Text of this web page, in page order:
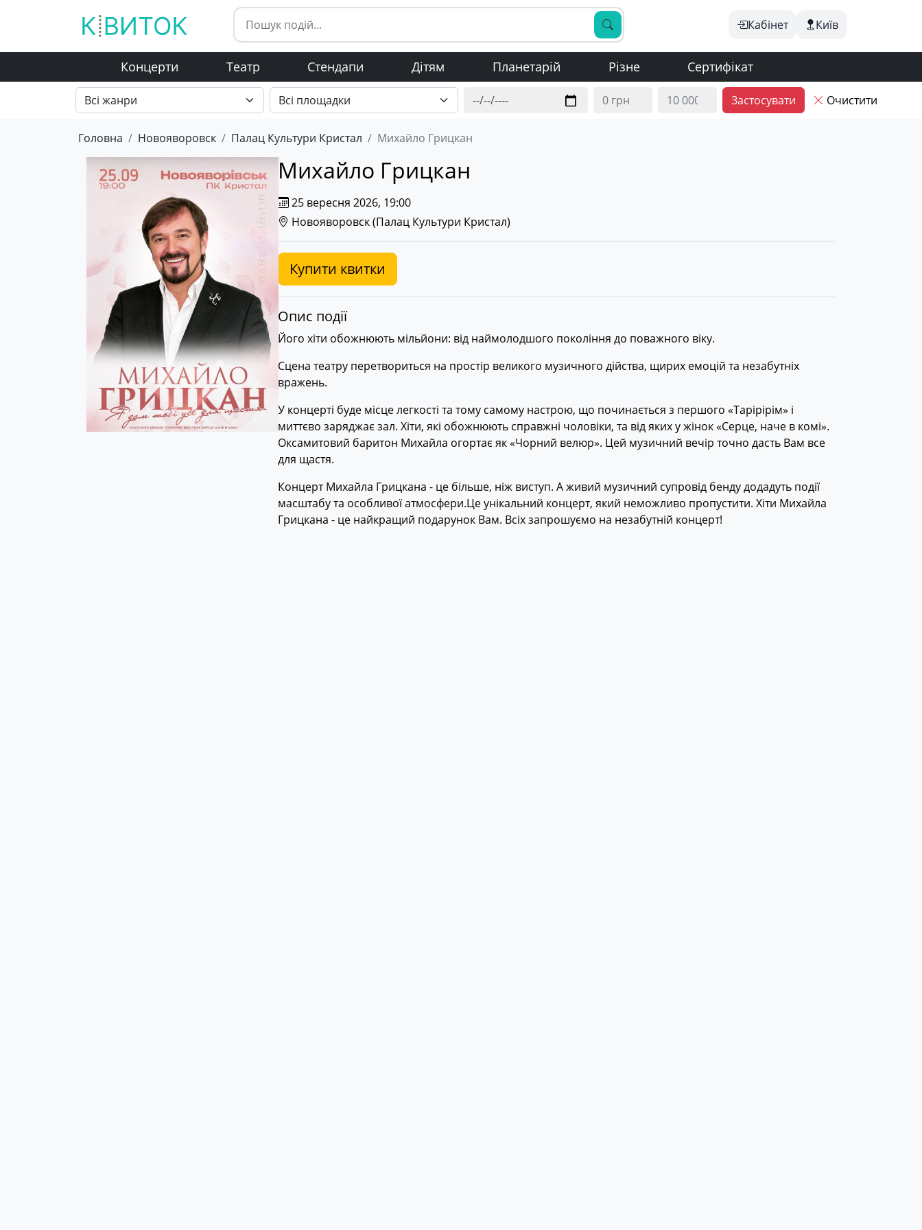
Кабінет Київ
Концерти Театр Стендапи Дітям Планетарій Різне Сертифікат
Застосувати Очистити
Головна Новояворовск Палац Культури Кристал Михайло Грицкан
Михайло Грицкан
25 вересня 2026, 19:00
Новояворовск (Палац Культури Кристал)
Купити квитки
Опис події
Його хіти обожнюють мільйони: від наймолодшого покоління до поважного віку.
Сцена театру перетвориться на простір великого музичного дійства, щирих емоцій та незабутніх
вражень.
У концерті буде місце легкості та тому самому настрою, що починається з першого «Тарірірім» і
миттєво заряджає зал. Хіти, які обожнюють справжні чоловіки, та від яких у жінок «Серце, наче в комі».
Оксамитовий баритон Михайла огортає як «Чорний велюр». Цей музичний вечір точно дасть Вам все
для щастя.
Концерт Михайла Грицкана - це більше, ніж виступ. А живий музичний супровід бенду додадуть події
масштабу та особливої атмосфери.Це унікальний концерт, який неможливо пропустити. Хіти Михайла
Грицкана - це найкращий подарунок Вам. Всіх запрошуємо на незабутній концерт!